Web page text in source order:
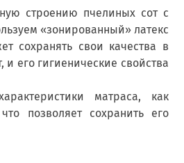
строению пчелиных сот с
«зонированный» латекс
сохранять свои качества в
его гигиенические свойства
матраса, как
позволяет сохранить его